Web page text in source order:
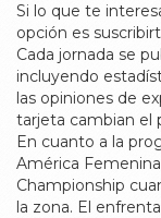
Si lo que te
opción es
Cada jornada se
incluyendo
las opiniones de
tarjeta cambian el
En cuanto a la
América
Championship
la zona. El